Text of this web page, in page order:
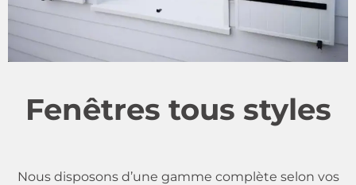
Fenêtres tous styles
Nous disposons d’une gamme complète selon vos